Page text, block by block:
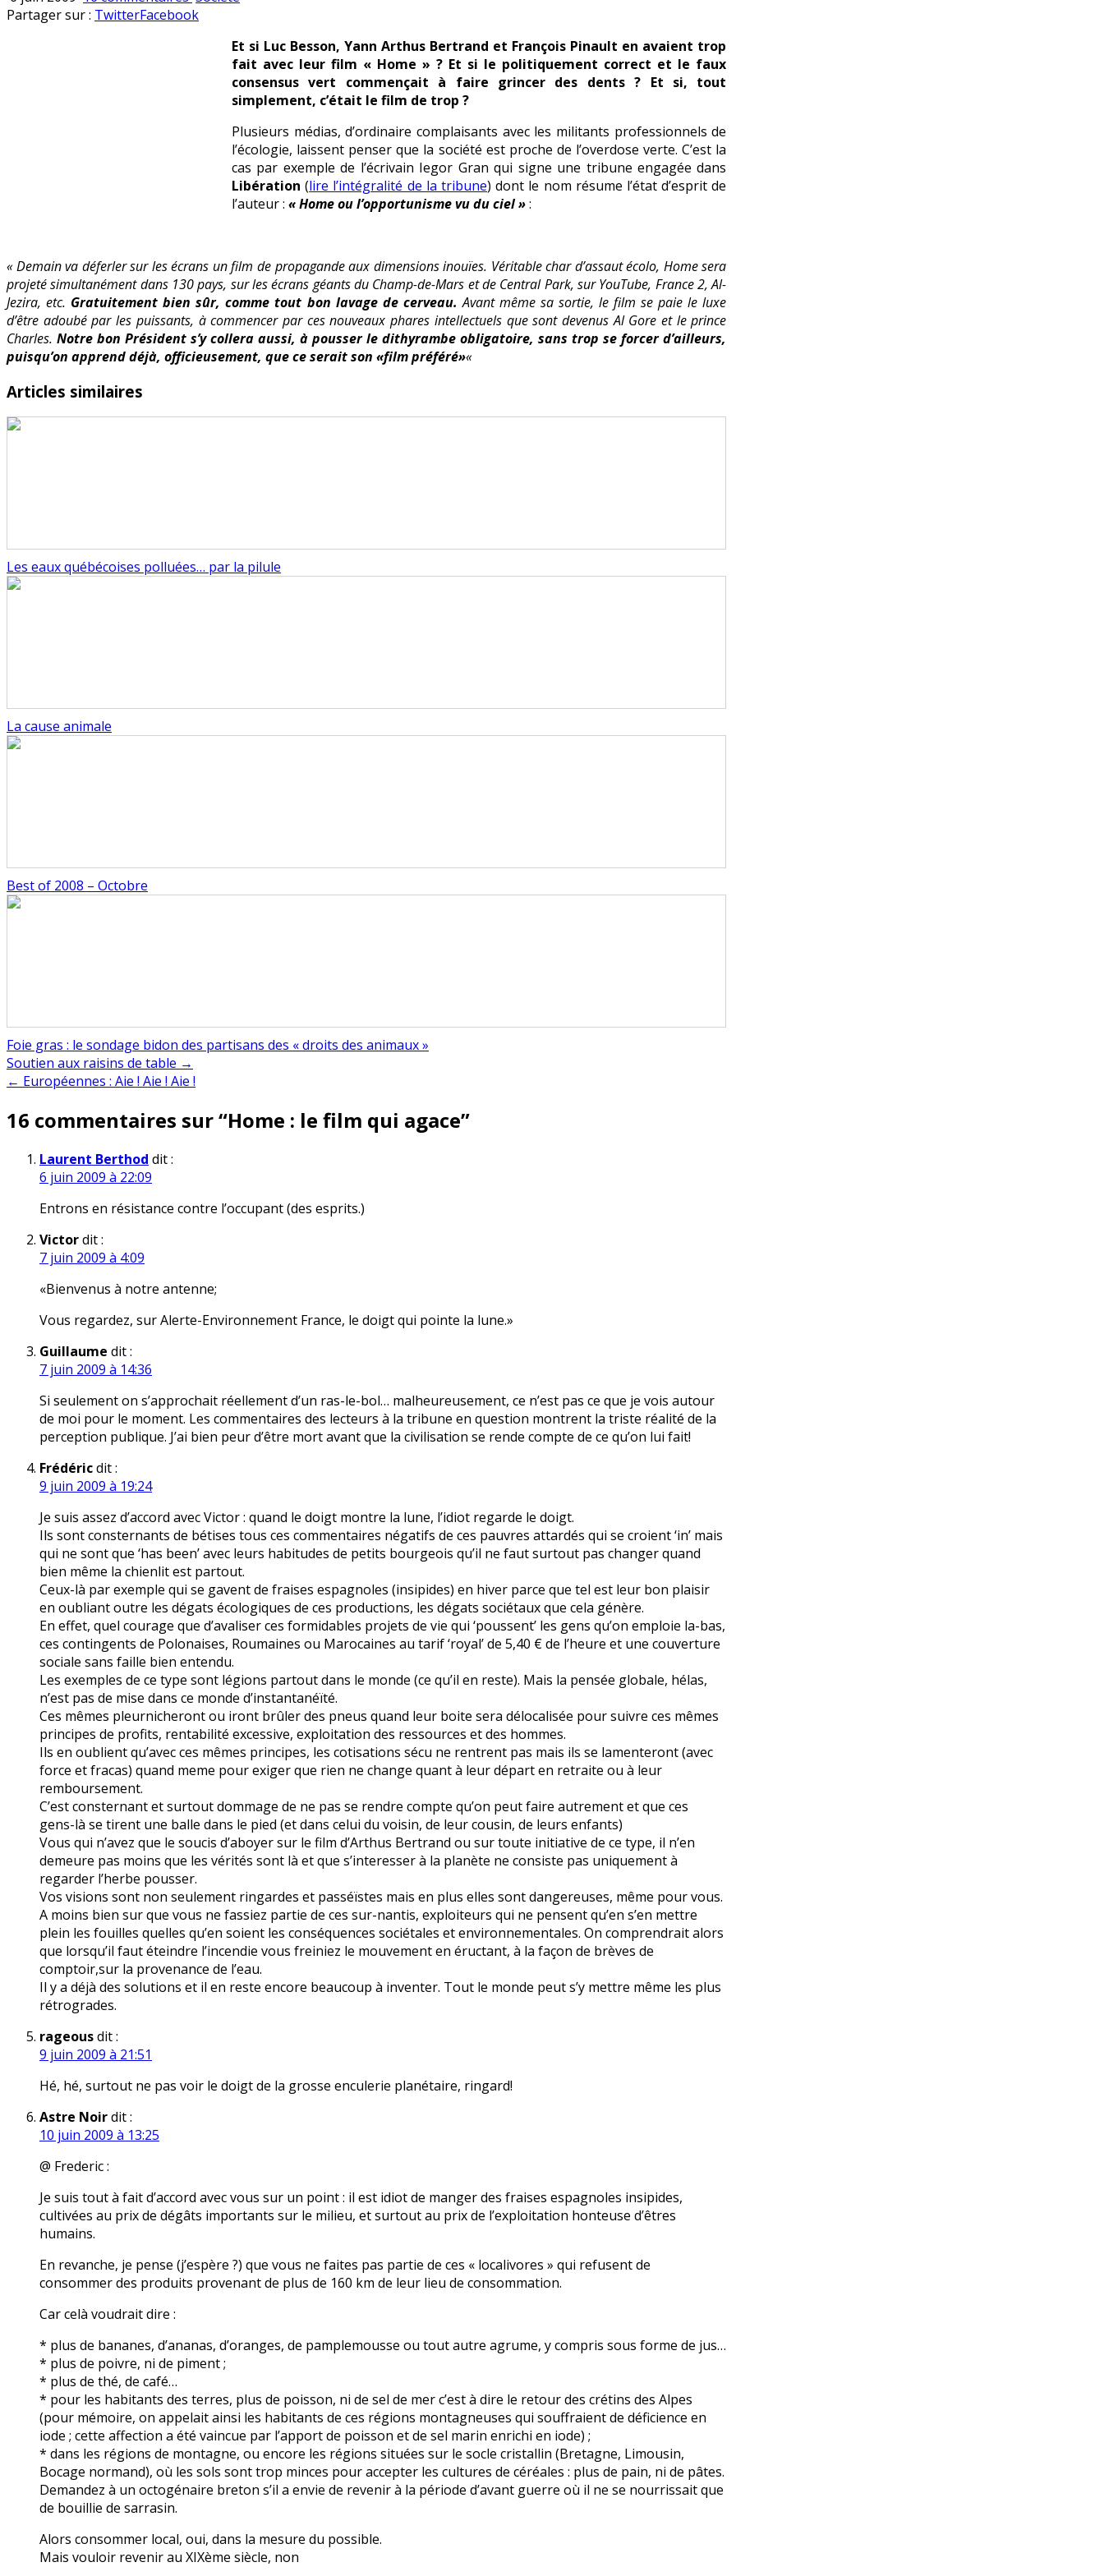
Home
en
Partager sur : TwitterFacebook
Et si Luc Besson, Yann Arthus Bertrand et François Pinault en avaient trop
fait avec leur film « Home » ? Et si le politiquement correct et le faux
consensus vert commençait à faire grincer des dents ? Et si, tout
simplement, c’était le film de trop ?
Plusieurs médias, d’ordinaire complaisants avec les militants professionnels de
l’écologie, laissent penser que la société est proche de l’overdose verte. C’est la
cas par exemple de l’écrivain Iegor Gran qui signe une tribune engagée dans
Libération(lire l’intégralité de la tribune) dont le nom résume l’état d’esprit de
l’auteur : « Home ou l’opportunisme vu du ciel »:
« Demain va déferler sur les écrans un film de propagande aux dimensions inouïes. Véritable char d’assaut écolo, Homesera
projeté simultanément dans 130 pays, sur les écrans géants du Champ-de-Mars et de Central Park, sur YouTube, France 2, Al-
Jezira, etc. Gratuitement bien sûr, comme tout bon lavage de cerveau.Avant même sa sortie, le film se paie le luxe
d’être adoubé par les puissants, à commencer par ces nouveaux phares intellectuels que sont devenus Al Gore et le prince
Charles.Notre bon Président s’y collera aussi, à pousser le dithyrambe obligatoire, sans trop se forcer d’ailleurs,
puisqu’on apprend déjà, officieusement, que ce serait son «film préféré»«
Articles similaires
Les eaux québécoises polluées… par la pilule
La cause animale
Best of 2008 – Octobre
Foie gras : le sondage bidon des partisans des « droits des animaux »
Navigation
de
l’article
Soutien aux raisins de table →
← Européennes : Aie ! Aie ! Aie !
16 commentaires sur “Home : le film qui agace”
Laurent Berthod dit :
6 juin 2009 à 22:09
Entrons en résistance contre l’occupant (des esprits.)
Victordit :
7 juin 2009 à 4:09
«Bienvenus à notre antenne;
Vous regardez, sur Alerte-Environnement France, le doigt qui pointe la lune.»
Guillaume dit :
7 juin 2009 à 14:36
Si seulement on s’approchait réellement d’un ras-le-bol… malheureusement, ce n’est pas ce que je vois autour
de moi pour le moment. Les commentaires des lecteurs à la tribune en question montrent la triste réalité de la
perception publique. J’ai bien peur d’être mort avant que la civilisation se rende compte de ce qu’on lui fait!
Frédéricdit :
9 juin 2009 à 19:24
Je suis assez d’accord avec Victor : quand le doigt montre la lune, l’idiot regarde le doigt.
Ils sont consternants de bétises tous ces commentaires négatifs de ces pauvres attardés qui se croient ‘in’ mais
qui ne sont que ‘has been’ avec leurs habitudes de petits bourgeois qu’il ne faut surtout pas changer quand
bien même la chienlit est partout.
Ceux-là par exemple qui se gavent de fraises espagnoles (insipides) en hiver parce que tel est leur bon plaisir
en oubliant outre les dégats écologiques de ces productions, les dégats sociétaux que cela génère.
En effet, quel courage que d’avaliser ces formidables projets de vie qui ‘poussent’ les gens qu’on emploie la-bas,
ces contingents de Polonaises, Roumaines ou Marocaines au tarif ‘royal’ de 5,40 € de l’heure et une couverture
sociale sans faille bien entendu.
Les exemples de ce type sont légions partout dans le monde (ce qu’il en reste). Mais la pensée globale, hélas,
n’est pas de mise dans ce monde d’instantanéïté.
Ces mêmes pleurnicheront ou iront brûler des pneus quand leur boite sera délocalisée pour suivre ces mêmes
principes de profits, rentabilité excessive, exploitation des ressources et des hommes.
Ils en oublient qu’avec ces mêmes principes, les cotisations sécu ne rentrent pas mais ils se lamenteront (avec
force et fracas) quand meme pour exiger que rien ne change quant à leur départ en retraite ou à leur
remboursement.
C’est consternant et surtout dommage de ne pas se rendre compte qu’on peut faire autrement et que ces
gens-là se tirent une balle dans le pied (et dans celui du voisin, de leur cousin, de leurs enfants)
Vous qui n’avez que le soucis d’aboyer sur le film d’Arthus Bertrand ou sur toute initiative de ce type, il n’en
demeure pas moins que les vérités sont là et que s’interesser à la planète ne consiste pas uniquement à
regarder l’herbe pousser.
Vos visions sont non seulement ringardes et passéïstes mais en plus elles sont dangereuses, même pour vous.
A moins bien sur que vous ne fassiez partie de ces sur-nantis, exploiteurs qui ne pensent qu’en s’en mettre
plein les fouilles quelles qu’en soient les conséquences sociétales et environnementales. On comprendrait alors
que lorsqu’il faut éteindre l’incendie vous freiniez le mouvement en éructant, à la façon de brèves de
comptoir,sur la provenance de l’eau.
Il y a déjà des solutions et il en reste encore beaucoup à inventer. Tout le monde peut s’y mettre même les plus
rétrogrades.
rageousdit :
9 juin 2009 à 21:51
Hé, hé, surtout ne pas voir le doigt de la grosse enculerie planétaire, ringard!
Astre Noirdit :
10 juin 2009 à 13:25
@ Frederic :
Je suis tout à fait d’accord avec vous sur un point : il est idiot de manger des fraises espagnoles insipides,
cultivées au prix de dégâts importants sur le milieu, et surtout au prix de l’exploitation honteuse d’êtres
humains.
En revanche, je pense (j’espère ?) que vous ne faites pas partie de ces « localivores » qui refusent de
consommer des produits provenant de plus de 160 km de leur lieu de consommation.
Car celà voudrait dire :
* plus de bananes, d’ananas, d’oranges, de pamplemousse ou tout autre agrume, y compris sous forme de jus…
* plus de poivre, ni de piment ;
* plus de thé, de café…
* pour les habitants des terres, plus de poisson, ni de sel de mer c’est à dire le retour des crétins des Alpes
(pour mémoire, on appelait ainsi les habitants de ces régions montagneuses qui souffraient de déficience en
iode ; cette affection a été vaincue par l’apport de poisson et de sel marin enrichi en iode) ;
* dans les régions de montagne, ou encore les régions situées sur le socle cristallin (Bretagne, Limousin,
Bocage normand), où les sols sont trop minces pour accepter les cultures de céréales : plus de pain, ni de pâtes.
Demandez à un octogénaire breton s’il a envie de revenir à la période d’avant guerre où il ne se nourrissait que
de bouillie de sarrasin.
Alors consommer local, oui, dans la mesure du possible.
Mais vouloir revenir au XIXème siècle, non